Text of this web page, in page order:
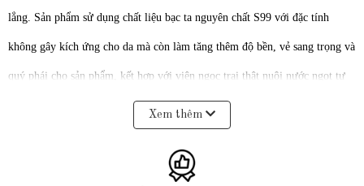
lẳng. Sản phẩm sử dụng chất liệu bạc ta nguyên chất S99 với đặc tính
không gây kích ứng cho da mà còn làm tăng thêm độ bền, vẻ sang trọng và
quý phái cho sản phẩm, kết hợp với viên ngọc trai thật nuôi nước ngọt tự
nhiên tròn xoe, được chọn lựa tỉ mỉ đảm bảo những viên ngọc trai tương
sinh trưởng phản chiếu ánh ngũ sắc lấp lánh tự nhiên làm tăng thêm giá trị
Xem thêm